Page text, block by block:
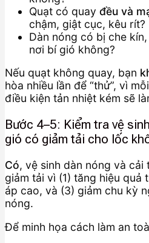
Quạt có quay đều và
chậm, giật cục, kêu rít?
Dàn nóng có bị che
nơi bí gió không?
Nếu quạt không quay, bạn
hòa nhiều lần để “thử”, vì
điều kiện tản nhiệt kém sẽ
Bước 4–5: Kiểm tra vệ
gió có giảm tải cho lốc
Có, vệ sinh dàn nóng và cải
giảm tải vì (1) tăng hiệu quả
áp cao, và (3) giảm chu kỳ
nóng.
Để minh họa cách làm an